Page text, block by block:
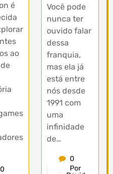
é
ao
0
Você pode
nunca ter
ouvido falar
dessa
franquia,
mas ela já
está entre
nós desde
1991 com
uma
infinidade
de…
0
Por